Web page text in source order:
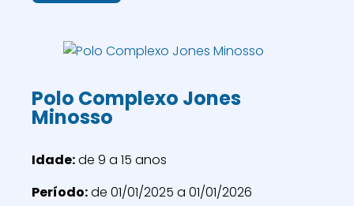
Polo Complexo Jones
Minosso
Idade:de 9 a 15 anos
Período:de 01/01/2025 a 01/01/2026